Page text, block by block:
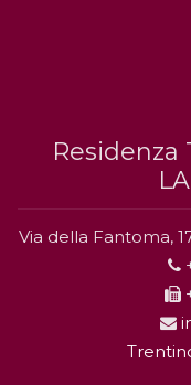
Via della Fantoma,